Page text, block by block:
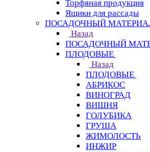
Торфяная продукция
Ящики для рассады
ПОСАДОЧНЫЙ
Назад
ПОСАДОЧНЫЙ
ПЛОДОВЫЕ
Назад
ПЛОДОВЫЕ
АБРИКОС
ВИНОГРАД
ВИШНЯ
ГОЛУБИКА
ГРУША
ЖИМОЛОСТЬ
ИНЖИР